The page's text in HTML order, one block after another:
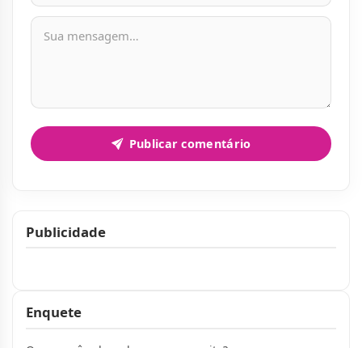
Mensagem
Publicar comentário
Publicidade
Enquete